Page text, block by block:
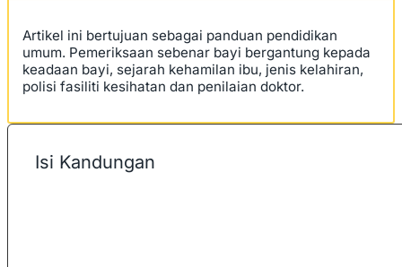
Artikel ini bertujuan sebagai panduan pendidikan
umum. Pemeriksaan sebenar bayi bergantung kepada
keadaan bayi, sejarah kehamilan ibu, jenis kelahiran,
polisi fasiliti kesihatan dan penilaian doktor.
Isi Kandungan